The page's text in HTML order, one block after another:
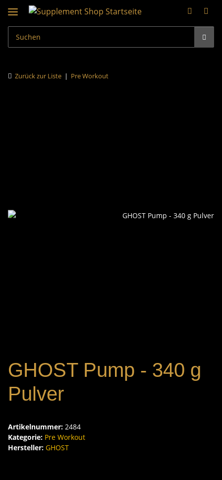
Zurück zur Liste Pre Workout
GHOST Pump - 340 g
Pulver
Artikelnummer: 2484
Kategorie: Pre Workout
Hersteller: GHOST